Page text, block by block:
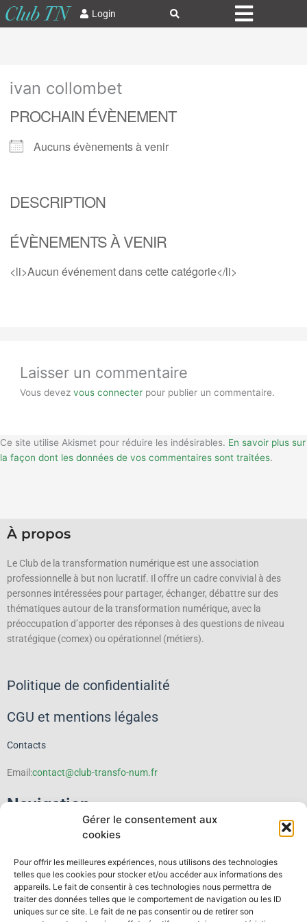
Gérer le consentement aux
cookies
Pour offrir les meilleures expériences, nous utilisons des technologies
telles que les cookies pour stocker et/ou accéder aux informations des
appareils. Le fait de consentir à ces technologies nous permettra de
traiter des données telles que le comportement de navigation ou les ID
uniques sur ce site. Le fait de ne pas consentir ou de retirer son
Login
ivan collombet
PROCHAIN ÉVÈNEMENT
Aucuns évènements à venir
DESCRIPTION
ÉVÈNEMENTS À VENIR
<li>Aucun événement dans cette catégorie</li>
Laisser un commentaire
Vous devezvous connecter pour publier un commentaire.
Ce site utilise Akismet pour réduire les indésirables. En savoir plus sur
la façon dont les données de vos commentaires sont traitées.
À propos
Le Club de la transformation numérique est une association
professionnelle à but non lucratif. Il offre un cadre convivial à des
personnes intéressées pour partager, échanger, débattre sur des
thématiques autour de la transformation numérique, avec la
préoccupation d’apporter des réponses à des questions de niveau
stratégique (comex) ou opérationnel (métiers).
Politique de confidentialité
CGU et mentions légales
Contacts
Email:contact@club-transfo-num.fr
Navigation
Événements
Thematiques